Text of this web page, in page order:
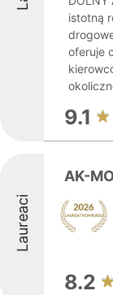
istotną
oferuje
9.1
Laureaci
AK-
8.2